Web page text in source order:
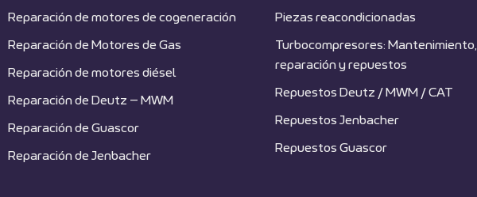
Reparación de motores de cogeneración
Reparación de Motores de Gas
Reparación de motores diésel
Reparación de Deutz – MWM
Reparación de Guascor
Reparación de Jenbacher
Piezas reacondicionadas
Turbocompresores: Mantenimiento,
reparación y repuestos
Repuestos Deutz / MWM / CAT
Repuestos Jenbacher
Repuestos Guascor